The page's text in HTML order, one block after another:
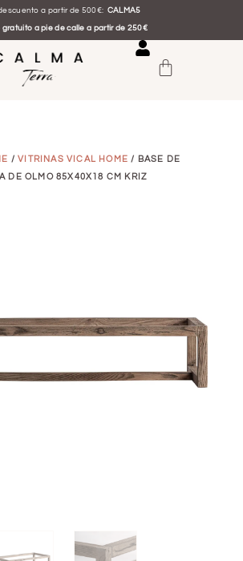
a partir de 500€: CALMA5
gratuito a pie de calle a partir de 250€
/VITRINAS VICAL HOME / BASE DE
DE OLMO 85X40X18 CM KRIZ